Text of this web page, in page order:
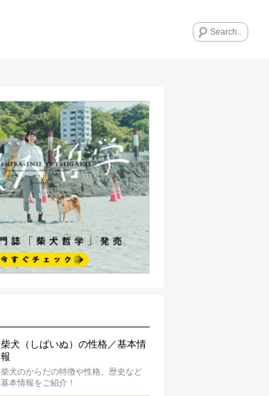
柴犬（しばいぬ）の性格／基本情
報
柴犬のからだの特徴や性格、歴史など
基本情報をご紹介！